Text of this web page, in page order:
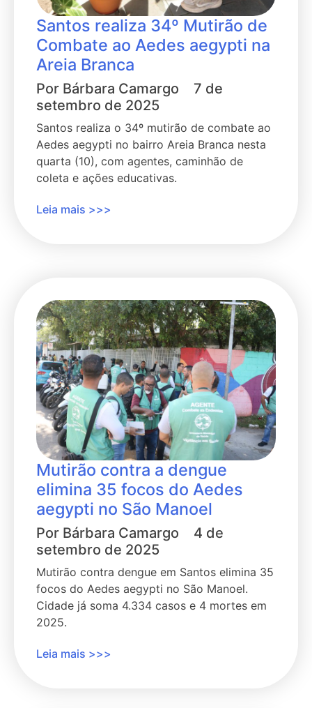
Santos realiza 34º Mutirão de
Combate ao Aedes aegypti na
Areia Branca
Por Bárbara Camargo
7 de
setembro de 2025
Santos realiza o 34º mutirão de combate ao
Aedes aegypti no bairro Areia Branca nesta
quarta (10), com agentes, caminhão de
coleta e ações educativas.
Leia mais >>>
Mutirão contra a dengue
elimina 35 focos do Aedes
aegypti no São Manoel
Por Bárbara Camargo
4 de
setembro de 2025
Mutirão contra dengue em Santos elimina 35
focos do Aedes aegypti no São Manoel.
Cidade já soma 4.334 casos e 4 mortes em
2025.
Leia mais >>>